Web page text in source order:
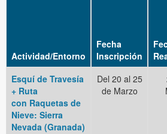
Actividad/Entorno
Fecha
Inscripción
Esquí de Travesía
+ Ruta
con Raquetas de
Nieve: Sierra
Nevada (Granada)
Del 20 al 25
de Marzo